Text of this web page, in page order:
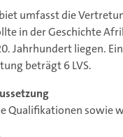
umfasst die
in der Geschichte
Jahrhundert liegen.
beträgt 6 LVS.
Qualifikationen sowie